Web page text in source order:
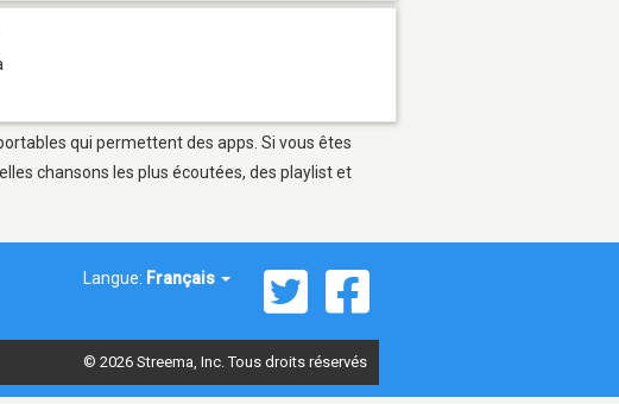
qui permettent des apps. Si vous êtes
chansons les plus écoutées, des playlist et
Langue: Français
© 2026 Streema, Inc. Tous droits réservés